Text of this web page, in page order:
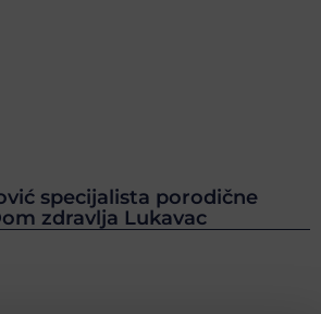
specijalista porodične
zdravlja Lukavac